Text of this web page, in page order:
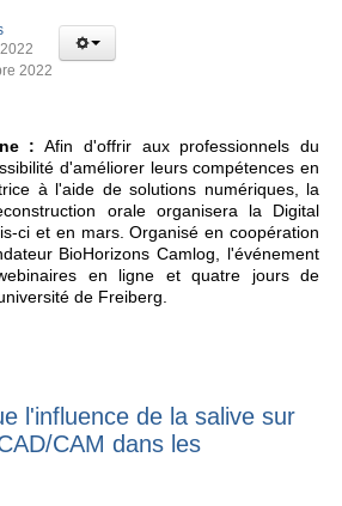
2022
: Afin d'offrir aux professionnels du
d'améliorer leurs compétences en
à l'aide de solutions numériques, la
orale organisera la Digital
ci et en mars. Organisé en coopération
BioHorizons Camlog, l'événement
en ligne et quatre jours de
de Freiberg.
l'influence de la salive sur
CAM dans les